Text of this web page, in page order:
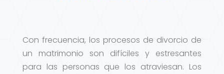
Con frecuencia, los procesos de divorcio de
un matrimonio son difíciles y estresantes
para las personas que los atraviesan. Los